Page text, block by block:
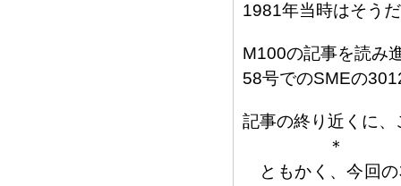
1981年当時はそう
M100の記事を読み
58号でのSMEの
記事の終り近くに
＊
ともかく、今回の